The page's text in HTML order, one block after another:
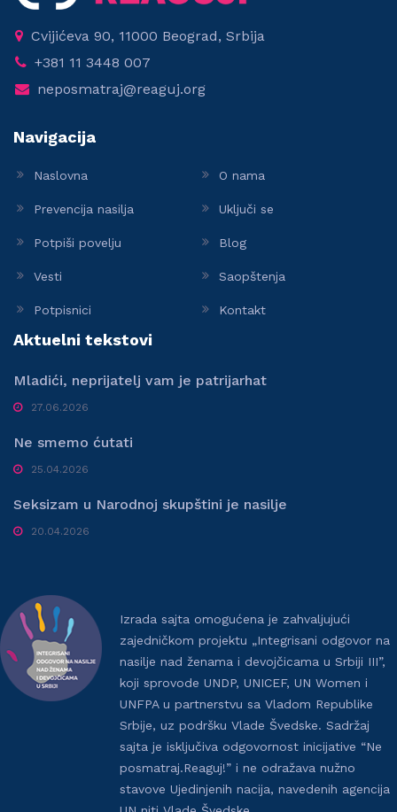
Cvijićeva 90, 11000 Beograd, Srbija
+381 11 3448 007
neposmatraj@reaguj.org
Navigacija
Naslovna O nama
Prevencija nasilja Uključi se
Potpiši povelju Blog
Vesti Saopštenja
Potpisnici Kontakt
Aktuelni tekstovi
Mladići, neprijatelj vam je patrijarhat
27.06.2026
Ne smemo ćutati
25.04.2026
Seksizam u Narodnoj skupštini je nasilje
20.04.2026
Izrada sajta omogućena je zahvaljujući
zajedničkom projektu „Integrisani odgovor na
nasilje nad ženama i devojčicama u Srbiji III”,
koji sprovode UNDP, UNICEF, UN Women i
UNFPA u partnerstvu sa Vladom Republike
Srbije, uz podršku Vlade Švedske. Sadržaj
sajta je isključiva odgovornost inicijative “Ne
posmatraj.Reaguj!” i ne odražava nužno
stavove Ujedinjenih nacija, navedenih agencija